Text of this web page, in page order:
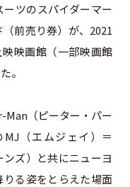
ツのスパイダーマー
前売り券）が、2021
映画館（一部映画館
。
（ピーター・パー
（エムジェイ）＝
ズ）と共にニューヨ
る姿をとらえた場面